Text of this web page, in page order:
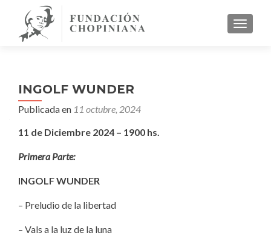
INGOLF WUNDER
Publicada en 11 octubre, 2024
11 de Diciembre 2024 – 1900 hs.
Primera Parte:
INGOLF WUNDER
– Preludio de la libertad
– Vals a la luz de la luna